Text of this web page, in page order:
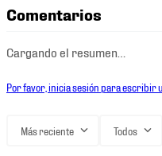
Comentarios
Cargando el resumen…
Por favor, inicia sesión para escribir
Más reciente Todos